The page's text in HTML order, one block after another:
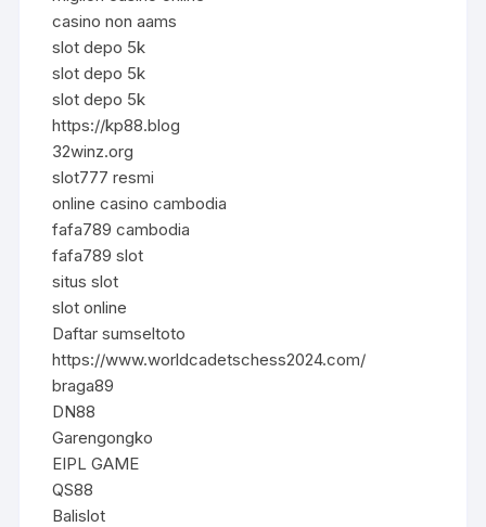
casino non aams
slot depo 5k
slot depo 5k
slot depo 5k
https://kp88.blog
32winz.org
slot777 resmi
online casino cambodia
fafa789 cambodia
fafa789 slot
situs slot
slot online
Daftar sumseltoto
https://www.worldcadetschess2024.com/
braga89
DN88
Garengongko
EIPL GAME
QS88
Balislot